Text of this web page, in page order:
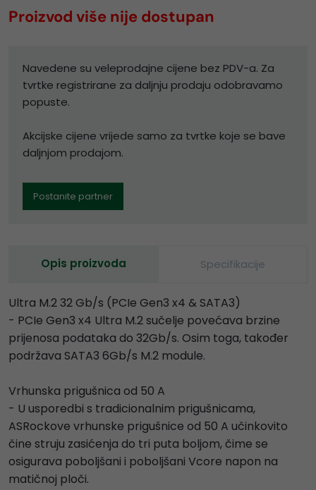
Proizvod više nije dostupan
Navedene su veleprodajne cijene bez PDV-a. Za
tvrtke registrirane za daljnju prodaju odobravamo
popuste.
Akcijske cijene vrijede samo za tvrtke koje se bave
daljnjom prodajom.
Postanite partner
Opis proizvoda Specifikacije
Ultra M.2 32 Gb/s (PCIe Gen3 x4 & SATA3)
- PCIe Gen3 x4 Ultra M.2 sučelje povećava brzine
prijenosa podataka do 32Gb/s. Osim toga, također
podržava SATA3 6Gb/s M.2 module.
Vrhunska prigušnica od 50 A
- U usporedbi s tradicionalnim prigušnicama,
ASRockove vrhunske prigušnice od 50 A učinkovito
čine struju zasićenja do tri puta boljom, čime se
osigurava poboljšani i poboljšani Vcore napon na
matičnoj ploči.